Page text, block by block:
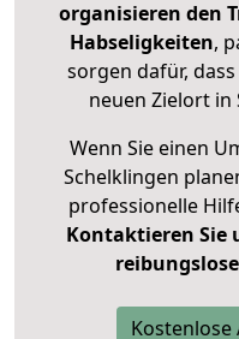
organisieren den
Habseligkeiten,
sorgen dafür,
neuen Zielort
Wenn Sie einen
Schelklingen
professionelle
Kontaktieren Sie